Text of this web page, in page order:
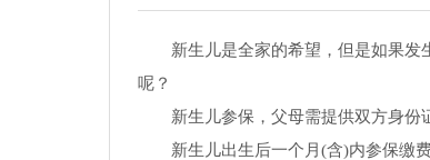
新生儿是全家的希望，但是如果
呢？
新生儿参保，父母需提供双方身
新生儿出生后一个月(含)内参保缴